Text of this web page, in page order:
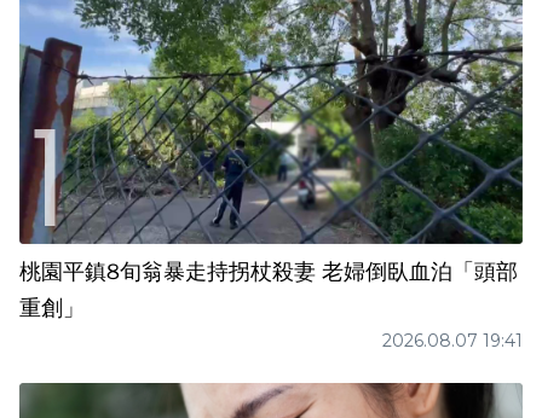
桃園平鎮8旬翁暴走持拐杖殺妻 老婦倒臥血泊「頭部
重創」
2026.08.07 19:41